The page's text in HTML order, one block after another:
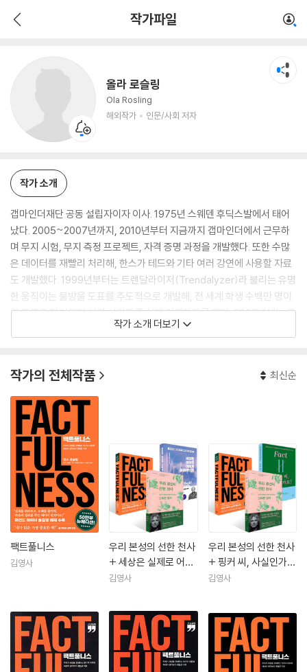
작가파일
올라 로슬링
Ola Rosling
해외작가
인문/사회 저자
인문/사회 저자
작가 소개
갭마인더재단 공동 설립자이자 이사. 1975년 스웨덴 후딕스발에서 태어
났다. 2005~2007년까지, 2010년부터 지금까지 갭마인더에서 근무하
며 무지 시험, 무지 측정 프로젝트, 자격 증명 과정을 개발했다. 또한 수많
은 데이터를 재빨리 처리해, 한스가 테드와 기타 여러 강연에 사용할 자료
도 개발했다. 1999년부터는 트렌달라이저(Trendalyzer)라 불리는 유명
한 움직이는 물방울 도표를 주도적으로 개발해, 전 세계 학생 수백만 명이
이 도표로 다차원적 시간 시리즈를 쉽게 이해하도록 했다. 2007년에는 구
글이 트렌달라이저를 사들이면서 2007~2010년까지 구글 공공 데이터
했고, 지금도 다양한 곳에서 강연을 하고 있다. 2017년 갭마인더에서의 작
업으로 레주메(Resume) 최고 소통상과 황금알 티타늄상(Guldagget
Titanpriset), 2016년 니라스(Niras) 국제 통합 개발상을 수상했다.
작가 소개 더보기
작가의 전체작품 최신순
팩트풀니스
김영사
우리 본성의 선한 천사
+ 세상은 실제로 어떻
게 돌아가는가 + 팩트
김영사
우리 본성의 선한 천사
+ 핑커 씨, 사실인가
요? + 팩트풀니스 세
김영사